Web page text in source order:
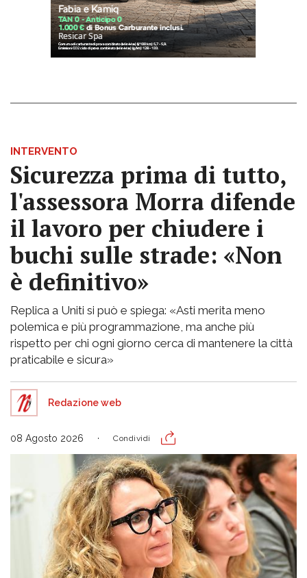
INTERVENTO
Sicurezza prima di tutto,
l'assessora Morra difende
il lavoro per chiudere i
buchi sulle strade: «Non
è definitivo»
Replica a Uniti si può e spiega: «Asti merita meno
polemica e più programmazione, ma anche più
rispetto per chi ogni giorno cerca di mantenere la città
praticabile e sicura»
Redazione web
08 Agosto 2026 Condividi